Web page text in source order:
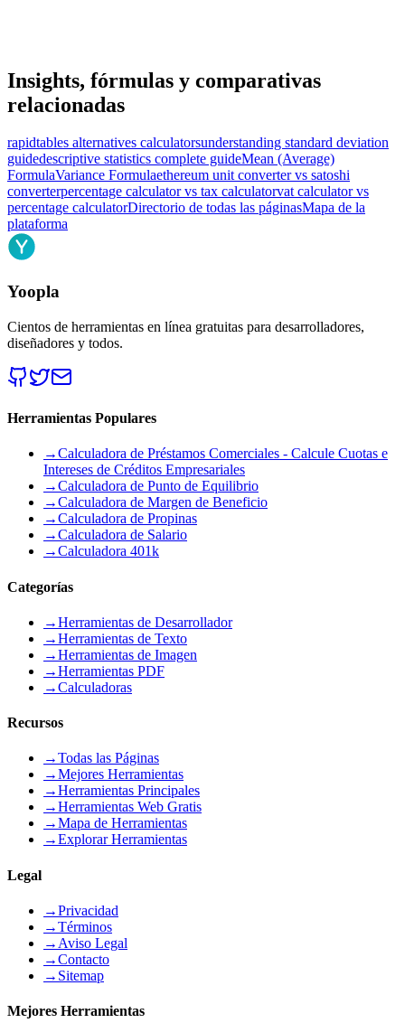
Insights, fórmulas y comparativas
relacionadas
rapidtables alternatives calculatorsunderstanding standard deviation
guidedescriptive statistics complete guideMean (Average)
FormulaVariance Formulaethereum unit converter vs satoshi
converterpercentage calculator vs tax calculatorvat calculator vs
percentage calculatorDirectorio de todas las páginasMapa de la
plataforma
Yoopla
Cientos de herramientas en línea gratuitas para desarrolladores,
diseñadores y todos.
Herramientas Populares
→Calculadora de Préstamos Comerciales - Calcule Cuotas e
Intereses de Créditos Empresariales
→Calculadora de Punto de Equilibrio
→Calculadora de Margen de Beneficio
→Calculadora de Propinas
→Calculadora de Salario
→Calculadora 401k
Categorías
→Herramientas de Desarrollador
→Herramientas de Texto
→Herramientas de Imagen
→Herramientas PDF
→Calculadoras
Recursos
→Todas las Páginas
→Mejores Herramientas
→Herramientas Principales
→Herramientas Web Gratis
→Mapa de Herramientas
→Explorar Herramientas
Legal
→Privacidad
→Términos
→ Aviso Legal
→Contacto
→ Sitemap
Mejores Herramientas